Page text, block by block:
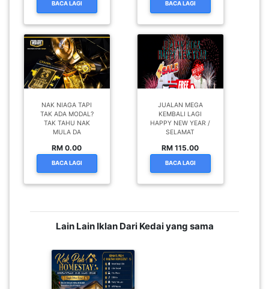
BACA LAGI BACA LAGI
NAK NIAGA TAPI
TAK ADA MODAL?
TAK TAHU NAK
MULA DA
RM 0.00
BACA LAGI
JUALAN MEGA
KEMBALI LAGI
HAPPY NEW YEAR /
SELAMAT
RM 115.00
BACA LAGI
Lain Lain Iklan Dari Kedai yang sama